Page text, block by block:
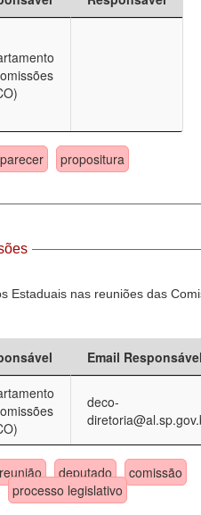
parecer
propositura
Estaduais nas reuniões das
Email
deco-
reunião deputado
comissão
processo legislativo